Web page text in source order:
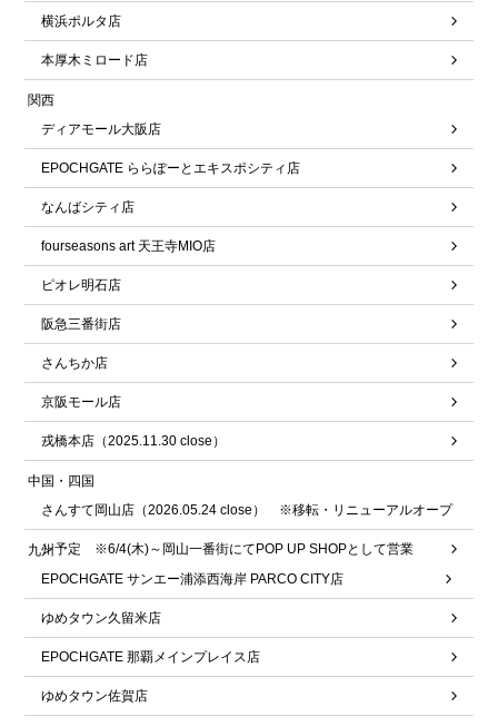
横浜ポルタ店
本厚木ミロード店
関西
ディアモール大阪店
EPOCHGATE ららぽーとエキスポシティ店
なんばシティ店
fourseasons art 天王寺MIO店
ピオレ明石店
阪急三番街店
さんちか店
京阪モール店
戎橋本店（2025.11.30 close）
中国・四国
さんすて岡山店（2026.05.24 close） ※移転・リニューアルオープ
ン予定 ※6/4(木)～岡山一番街にてPOP UP SHOPとして営業
九州
EPOCHGATE サンエー浦添西海岸 PARCO CITY店
ゆめタウン久留米店
EPOCHGATE 那覇メインプレイス店
ゆめタウン佐賀店